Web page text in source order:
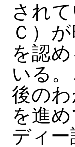
され
Ｃ）
を認
いる
後の
を進
ディ